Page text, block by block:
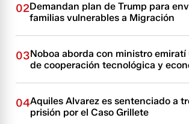
02Demandan plan de Trump para
familias vulnerables a Migración
03Noboa aborda con ministro emiratí
de cooperación tecnológica y
04Aquiles Alvarez es sentenciado a
prisión por el Caso Grillete